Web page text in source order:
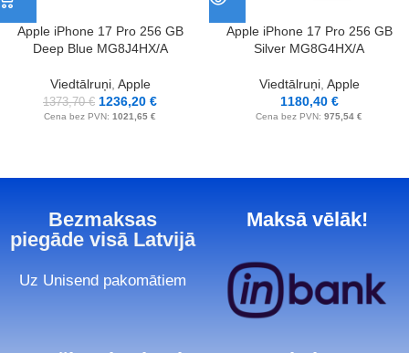
Apple iPhone 17 Pro 256 GB
Deep Blue MG8J4HX/A
Viedtālruņi, Apple
1373,70€ 1236,20 €
Cena bez PVN: 1021,65 €
Apple iPhone 17 Pro 256 GB
Silver MG8G4HX/A
Viedtālruņi, Apple
1180,40 €
Cena bez PVN: 975,54 €
Bezmaksas
piegāde visā Latvijā
Uz Unisend pakomātiem
Maksā vēlāk!